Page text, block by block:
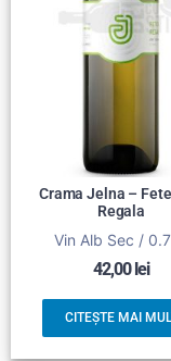
Crama Jelna –
Regala
Vin Alb Sec /
42,00 lei
CITEȘTE MAI